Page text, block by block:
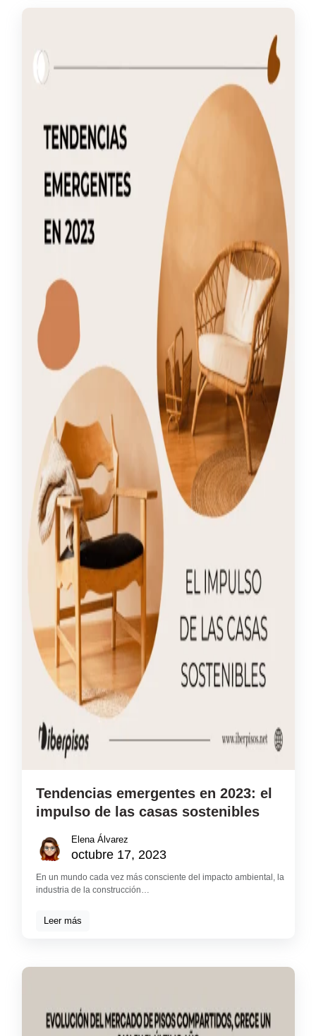
Tendencias emergentes en 2023: el
impulso de las casas sostenibles
Elena Álvarez
octubre 17, 2023
En un mundo cada vez más consciente del impacto ambiental, la
industria de la construcción…
Leer más